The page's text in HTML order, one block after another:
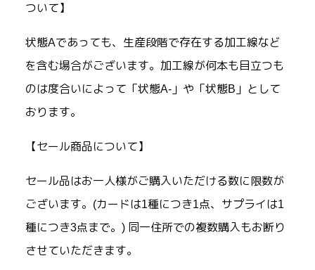
ついて】
状態Aであっても、生産段階で存在する加工線など
を含む場合がございます。加工線が何本も目立つも
のは度合いによって「状態A-」や「状態B」として
おります。
【セール商品について】
セール品はお一人様がご購入いただける数に限数が
ございます。(カードは1種につき1点、サプライは1
種につき3点まで。) 同一住所での複数購入もお断り
させていただきます。